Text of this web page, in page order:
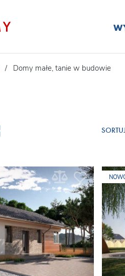
/ Domy małe, tanie w budowie